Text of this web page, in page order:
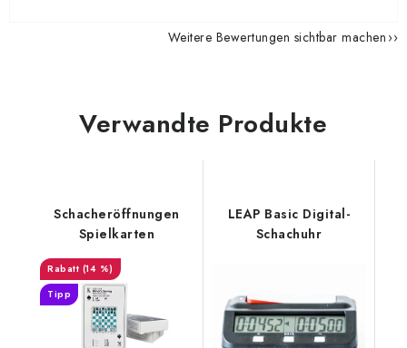
Weitere Bewertungen sichtbar machen
Verwandte Produkte
Schacheröffnungen
Spielkarten
(14 %)
Tipp
LEAP Basic Digital-
Schachuhr